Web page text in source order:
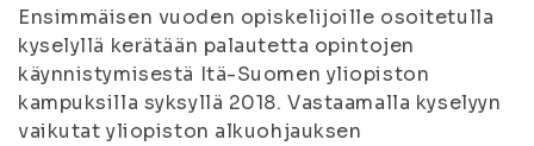
Ensimmäisen vuoden opiskelijoille osoitetulla
kyselyllä kerätään palautetta opintojen
käynnistymisestä Itä-Suomen yliopiston
kampuksilla syksyllä 2018. Vastaamalla kyselyyn
vaikutat yliopiston alkuohjauksen